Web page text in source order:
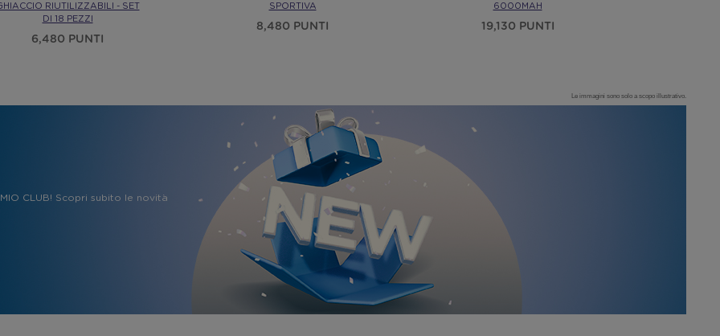
RIUTILIZZABILI - SET
DI 18 PEZZI
6,480 PUNTI
SPORTIVA
8,480 PUNTI
6000MAH
19,130 PUNTI
Le immagini sono solo a scopo illustrativo.
CLUB! Scopri subito le novità